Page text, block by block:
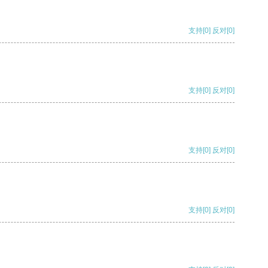
支持[0] 反对[0]
支持[0] 反对[0]
支持[0] 反对[0]
支持[0] 反对[0]